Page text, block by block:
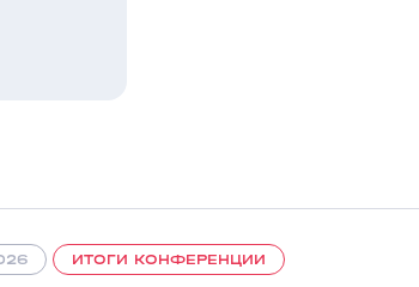
ИТОГИ КОНФЕРЕНЦИИ